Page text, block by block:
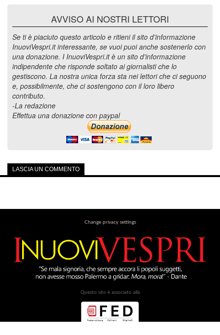
AVVISO AI NOSTRI LETTORI
Se ti è piaciuto questo articolo e ritieni il sito d'informazione
InuoviVespri.it interessante, se vuoi puoi anche sostenerlo con
una donazione. I InuoviVespri.it è un sito d'informazione
indipendente che risponde soltato ai giornalisti che lo
gestiscono. La nostra unica forza sta nei lettori che ci seguono
e, possibilmente, che ci sostengono con il loro libero
contributo.
-La redazione
Effettua una donazione con paypal
LASCIA UN COMMENTO
Change privacy settings
Questo sito è associato alla